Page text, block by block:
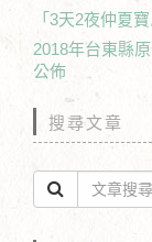
「3天2夜仲夏
2018年台東縣
公佈
搜尋文章